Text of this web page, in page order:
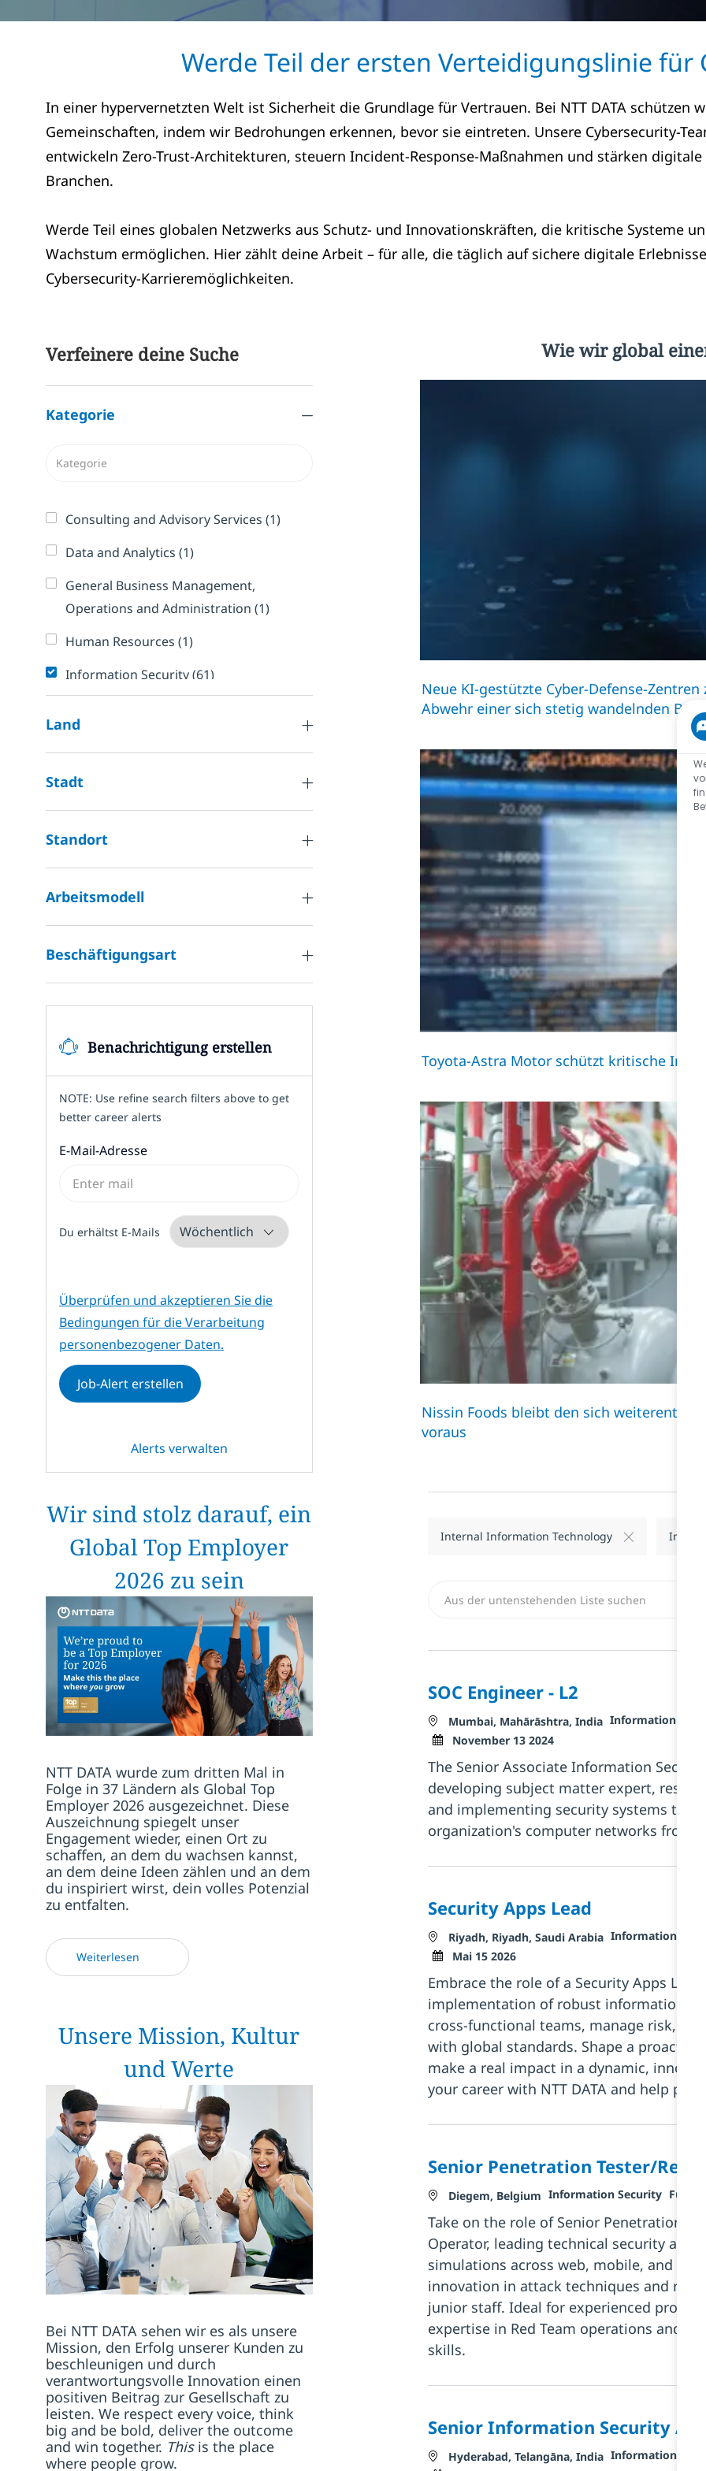
Werde Teil der ersten Verteidigungslinie für
In einer hypervernetzten Welt ist Sicherheit die Grundlage für Vertrauen. Bei NTT DATA schützen
Gemeinschaften, indem wir Bedrohungen erkennen, bevor sie eintreten. Unsere Cybersecurity-
entwickeln Zero-Trust-Architekturen, steuern Incident-Response-Maßnahmen und stärken
Branchen.
Werde Teil eines globalen Netzwerks aus Schutz- und Innovationskräften, die kritische Systeme
Wachstum ermöglichen. Hier zählt deine Arbeit – für alle, die täglich auf sichere digitale
Cybersecurity-Karrieremöglichkeiten.
Verfeinere deine Suche
Kategorie
Kategorie
Consulting and Advisory Services (1)Stelle
Data and Analytics (1)Stelle
General Business Management,
Operations and Administration (1)Stelle
Human Resources (1)Stelle
Information Security(61)Jobs
Project and Programme Management
Sales and Pre-Sales(2)
Strategy and Planning
Technical Engineering(36)Jobs
Land
Stadt
Standort
Arbeitsmodell
Beschäftigungsart
Benachrichtigung erstellen
NOTE: Use refine search filters above to get
better career alerts
E-Mail-AdresseRequired
Du erhältst E-Mails Required
Erforderlich
Überprüfen und akzeptieren Sie die
Bedingungen für die Verarbeitung
personenbezogener Daten.
Job-Alert erstellen
Alerts verwalten
Wir sind stolz darauf, ein
Global Top Employer
2026 zu sein
NTT DATA wurde zum dritten Mal in
Folge in 37 Ländern als Global Top
Employer 2026 ausgezeichnet. Diese
Auszeichnung spiegelt unser
Engagement wieder, einen Ort zu
schaffen, an dem du wachsen kannst,
an dem deine Ideen zählen und an dem
du inspiriert wirst, dein volles Potenzial
zu entfalten.
Weiterlesen
Unsere Mission, Kultur
und Werte
Bei NTT DATA sehen wir es als unsere
Mission, den Erfolg unserer Kunden zu
beschleunigen und durch
verantwortungsvolle Innovation einen
positiven Beitrag zur Gesellschaft zu
leisten. We respect every voice, think
big and be bold, deliver the outcome
and win together. This is the place
where people grow.
Wie wir global
Neue KI-gestützte Cyber-Defense-
Abwehr einer sich stetig wandelnden
Toyota-Astra Motor schützt kritische
Nissin Foods bleibt den sich
voraus
Internal Information Technology
SOC Engineer - L2
Standort
Mumbai, Mahārāshtra, India Kategorie
Information
Posted Date
November 13 2024
The Senior Associate Information Security
developing subject matter expert,
and implementing security systems to
organization's computer networks fro...
Security Apps Lead
Standort
Riyadh, Riyadh, Saudi Arabia Kategorie
Information
Posted Date
Mai 15 2026
Embrace the role of a Security Apps Lead
implementation of robust information
cross-functional teams, manage risk, and
with global standards. Shape a proactive
make a real impact in a dynamic,
your career with NTT DATA and help
Senior Penetration Tester/Red
Standort
Diegem, Belgium Kategorie
Information Security Job
Full
Take on the role of Senior Penetration
Operator, leading technical security
simulations across web, mobile, and
innovation in attack techniques and
junior staff. Ideal for experienced
expertise in Red Team operations and
skills.
Senior Information Security
Standort
Hyderabad, Telangāna, India Kategorie
Information